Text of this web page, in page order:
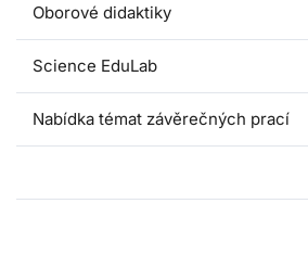
Oborové didaktiky
Science EduLab
Nabídka témat závěrečných prací